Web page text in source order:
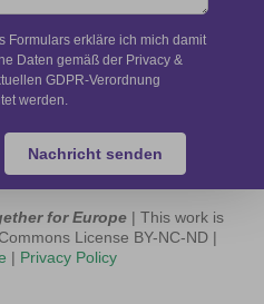
Formulars erkläre ich mich damit
Daten gemäß der Privacy &
GDPR-Verordnung
werden.
Nachricht senden
for Europe | This work is
License BY-NC-ND |
| Privacy Policy